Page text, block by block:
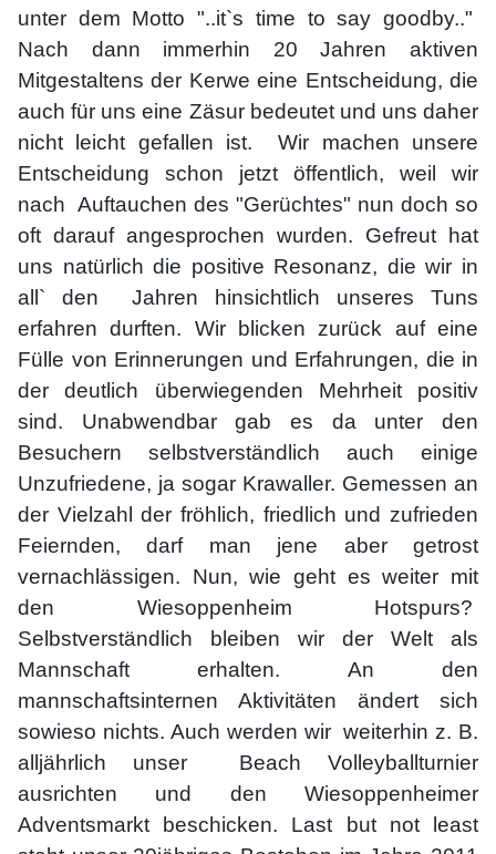
unter dem Motto "..it`s time to say goodby.."
Nach dann immerhin 20 Jahren aktiven
Mitgestaltens der Kerwe eine Entscheidung, die
auch für uns eine Zäsur bedeutet und uns daher
nicht leicht gefallen ist. Wir machen unsere
Entscheidung schon jetzt öffentlich, weil wir
nach Auftauchen des "Gerüchtes" nun doch so
oft darauf angesprochen wurden. Gefreut hat
uns natürlich die positive Resonanz, die wir in
all` den Jahren hinsichtlich unseres Tuns
erfahren durften. Wir blicken zurück auf eine
Fülle von Erinnerungen und Erfahrungen, die in
der deutlich überwiegenden Mehrheit positiv
sind. Unabwendbar gab es da unter den
Besuchern selbstverständlich auch einige
Unzufriedene, ja sogar Krawaller. Gemessen an
der Vielzahl der fröhlich, friedlich und zufrieden
Feiernden, darf man jene aber getrost
vernachlässigen. Nun, wie geht es weiter mit
den Wiesoppenheim Hotspurs?
Selbstverständlich bleiben wir der Welt als
Mannschaft erhalten. An den
mannschaftsinternen Aktivitäten ändert sich
sowieso nichts. Auch werden wir weiterhin z. B.
alljährlich unser Beach Volleyballturnier
ausrichten und den Wiesoppenheimer
Adventsmarkt beschicken. Last but not least